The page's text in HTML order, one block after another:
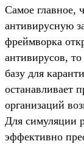
Самое главное,
антивирусную
фреймворка
антивирусов,
базу для
останавливает
организаций
Для симуляции
эффективно